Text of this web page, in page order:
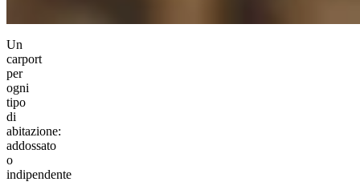
Un
carport
per
ogni
tipo
di
abitazione:
addossato
o
indipendente